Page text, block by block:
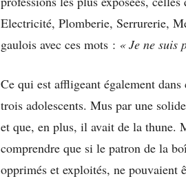
Electricité, Plomberie, Serrurerie,
gaulois avec ces mots : « Je ne suis
Ce qui est affligeant également
trois adolescents. Mus par une
et que, en plus, il avait de la thune.
comprendre que si le patron de la
opprimés et exploités, ne